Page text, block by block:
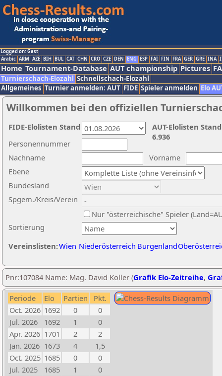
Logged on: Gast
Arabic ARM AZE BIH BUL CAT CHN CRO CZE DEN ENG ESP FAI FIN FRA GER GRE INA
Home Tournament-Database AUT championship Pictures
Turnierschach-Elozahl Schnellschach-Elozahl
Allgemeines Turnier anmelden: AUT FIDE Spieler anmelden Elo
Willkommen bei den offiziellen
Nachname
Vorname
Ebene
Sortierung
Personennummer
Bundesland
Spgem./Kreis/Verein
Nur "österreichische" Spieler
Vereinslisten:Wien Niederösterreich Burgenland
AUT-Elolisten
6.936
FIDE-Elolisten Stand
Pnr:107084 Name: Mag. David Koller (Grafik Elo-Zeitreihe,
Periode Elo Partien
Pkt.
Oct. 2026 1692 0
0
Jul. 2026
1692 1
0
Apr. 2026 1701 2
2
Jan. 2026 1673 4
1,5
Oct. 2025 1685 0
0
Jul. 2025
1685 1
0